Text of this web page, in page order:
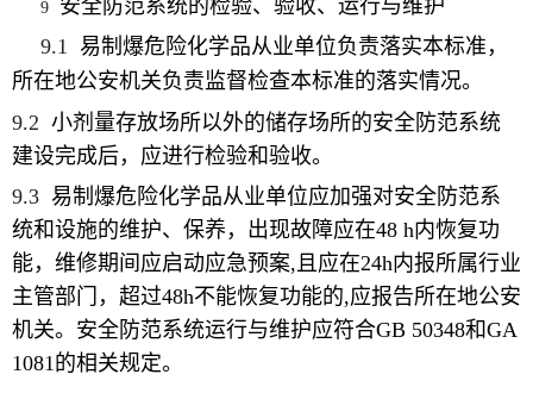
9
安全防范系统的检验、验收、运行与维护
9.1 易制爆危险化学品从业单位负责落实本标准，
所在地公安机关负责监督检查本标准的落实情况。
9.2 小剂量存放场所以外的储存场所的安全防范系统
建设完成后，应进行检验和验收。
9.3 易制爆危险化学品从业单位应加强对安全防范系
统和设施的维护、保养，出现故障应在48 h内恢复功
能，维修期间应启动应急预案,且应在24h内报所属行业
主管部门，超过48h不能恢复功能的,应报告所在地公安
机关。 安全防范系统运行与维护应符合GB 50348和GA
1081的相关规定。